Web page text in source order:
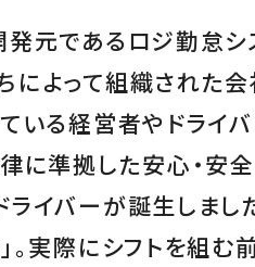
元であるロジ勤怠シ
によって組織された
いる経営者やドライ
に準拠した安心・安
イバーが誕生しまし
」。実際にシフトを組